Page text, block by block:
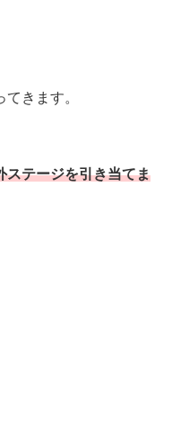
きます。
ステージを引き当てま